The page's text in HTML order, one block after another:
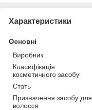
Характеристики
Основні
Виробник
Класифікація
косметичного засобу
Стать
Призначення засобу для
волосся